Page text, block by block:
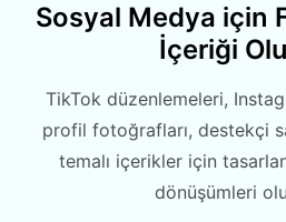
Sosyal Medya için
İçeriği
TikTok düzenlemeleri,
profil fotoğrafları, destekçi
temalı içerikler için
dönüşümleri